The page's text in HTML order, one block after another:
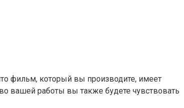
фильм, который вы производите, имеет
вашей работы вы также будете чувствовать